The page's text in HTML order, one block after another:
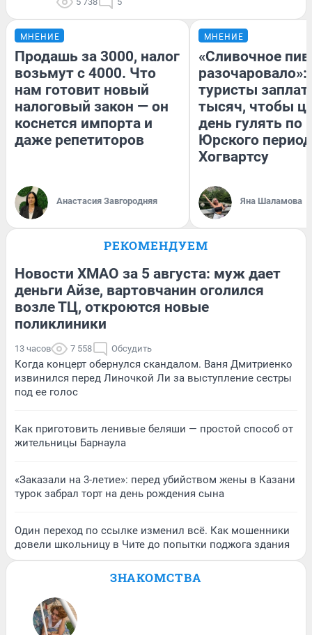
МНЕНИЕ
Продашь за 3000, налог
возьмут с 4000. Что
нам готовит новый
налоговый закон — он
коснется импорта и
даже репетиторов
Анастасия Завгородняя
МНЕНИЕ
«Сливочное
разочаровало»:
туристы
тысяч, чтобы
день гулять по
Юрского
Хогвартсу
Яна Шаламова
РЕКОМЕНДУЕМ
Новости ХМАО за 5 августа: муж дает
деньги Айзе, вартовчанин оголился
возле ТЦ, откроются новые
поликлиники
13 часов 7 558 Обсудить
Когда концерт обернулся скандалом. Ваня Дмитриенко
извинился перед Линочкой Ли за выступление сестры
под ее голос
Как приготовить ленивые беляши — простой способ от
жительницы Барнаула
«Заказали на 3-летие»: перед убийством жены в Казани
турок забрал торт на день рождения сына
Один переход по ссылке изменил всё. Как мошенники
довели школьницу в Чите до попытки поджога здания
ЗНАКОМСТВА